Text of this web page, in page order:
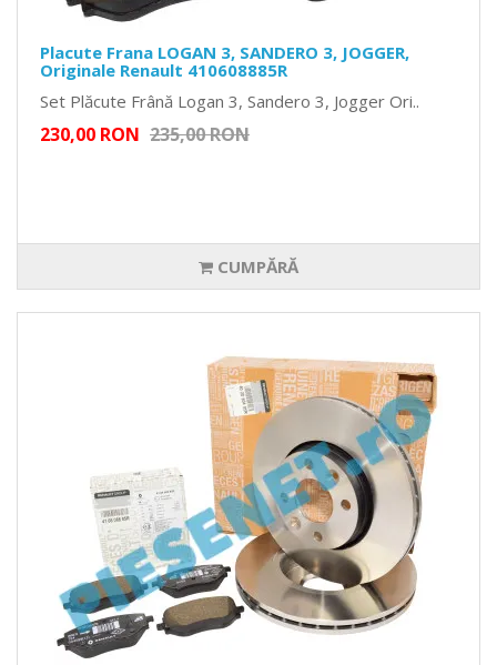
Placute Frana LOGAN 3, SANDERO 3, JOGGER,
Originale Renault 410608885R
Set Plăcute Frână Logan 3, Sandero 3, Jogger Ori..
230,00 RON 235,00 RON
CUMPĂRĂ